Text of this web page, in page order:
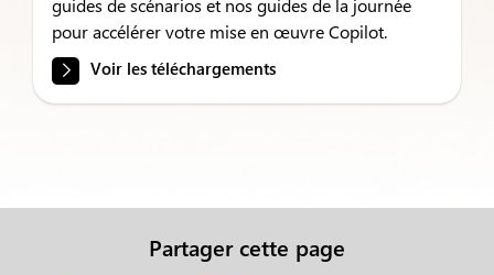
pour accélérer votre mise en œuvre Copilot.
Voir les téléchargements
Partager cette page